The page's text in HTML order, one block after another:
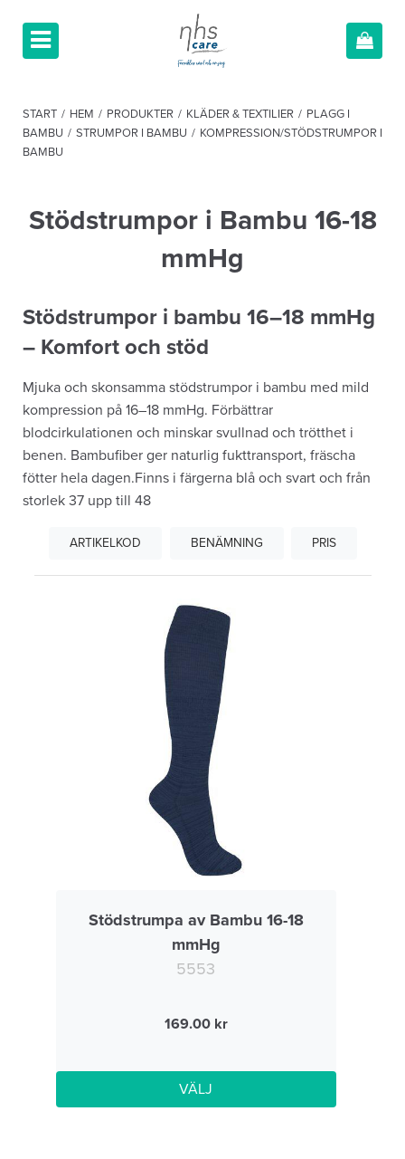
START / HEM / PRODUKTER / KLÄDER & TEXTILIER / PLAGG I
BAMBU / STRUMPOR I BAMBU / KOMPRESSION/STÖDSTRUMPOR I
BAMBU
Stödstrumpor i Bambu 16-18
mmHg
Stödstrumpor i bambu 16–18 mmHg
– Komfort och stöd
Mjuka och skonsamma stödstrumpor i bambu med mild
kompression på 16–18 mmHg. Förbättrar
blodcirkulationen och minskar svullnad och trötthet i
benen. Bambufiber ger naturlig fukttransport, fräscha
fötter hela dagen.Finns i färgerna blå och svart och från
storlek 37 upp till 48
ARTIKELKOD BENÄMNING PRIS
Stödstrumpa av Bambu 16-18
mmHg
5553
169.00
VÄLJ